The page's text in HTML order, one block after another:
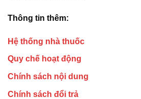
Thông tin thêm:
Hệ thống nhà thuốc
Quy chế hoạt động
Chính sách nội dung
Chính sách đổi trả